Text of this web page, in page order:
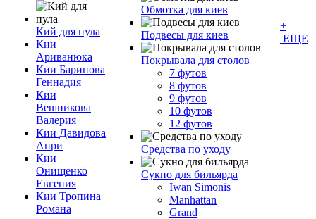
Кий для пула
Кии
Ариванюка
Кии Баринова
Геннадия
Кии
Вешникова
Валерия
Кии Давидова
Анри
Кии
Онищенко
Евгения
Кии Тропина
Романа
Обмотка для киев
Подвесы для киев
Покрывала для столов
7 футов
8 футов
9 футов
10 футов
12 футов
Средства по уходу
Сукно для бильярда
Iwan Simonis
Manhattan
Grand
+
ЕЩЕ